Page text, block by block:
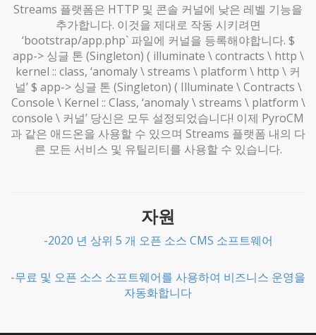
Streams 플랫폼은 HTTP 및 콘솔 커널에 낮은 레벨 기능을
추가합니다. 이것을 제대로 작동 시키려면
‘bootstrap/app.php` 파일에 커널을 등록해야합니다. $
app-> 싱글 톤 (Singleton) ( illuminate \ contracts \ http \
kernel :: class, ‘anomaly \ streams \ platform \ http \ 커
널’ $ app-> 싱글 톤 (Singleton) ( Illuminate \ Contracts \
Console \ Kernel :: Class, ‘anomaly \ streams \ platform \
console \ 커널’ 당신은 모두 설정되었습니다! 이제 PyroCM
과 같은 애드온을 사용할 수 있으며 Streams 플랫폼 내의 다
른 모든 서비스 및 유틸리티를 사용할 수 있습니다.
자원
-2020 년 상위 5 개 오픈 소스 CMS 소프트웨어
-무료 및 오픈 소스 소프트웨어를 사용하여 비즈니스 운영을
자동화합니다